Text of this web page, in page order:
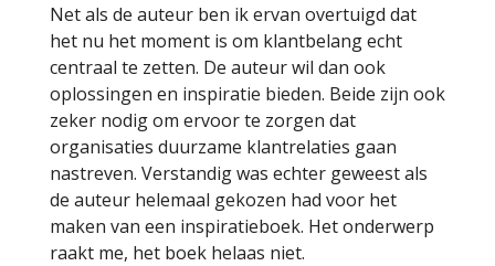
Net als de auteur ben ik ervan overtuigd dat
het nu het moment is om klantbelang echt
centraal te zetten. De auteur wil dan ook
oplossingen en inspiratie bieden. Beide zijn ook
zeker nodig om ervoor te zorgen dat
organisaties duurzame klantrelaties gaan
nastreven. Verstandig was echter geweest als
de auteur helemaal gekozen had voor het
maken van een inspiratieboek. Het onderwerp
raakt me, het boek helaas niet.